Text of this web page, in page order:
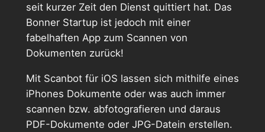
seit kurzer Zeit den Dienst quittiert hat. Das
Bonner Startup ist jedoch mit einer
fabelhaften App zum Scannen von
Dokumenten zurück!
Mit Scanbot für iOS lassen sich mithilfe eines
iPhones Dokumente oder was auch immer
scannen bzw. abfotografieren und daraus
PDF-Dokumente oder JPG-Datein erstellen.